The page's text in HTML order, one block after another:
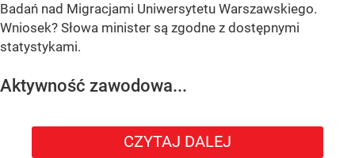
Badań nad Migracjami Uniwersytetu Warszawskiego.
Wniosek? Słowa minister są zgodne z dostępnymi
statystykami.
Aktywność zawodowa...
CZYTAJ DALEJ